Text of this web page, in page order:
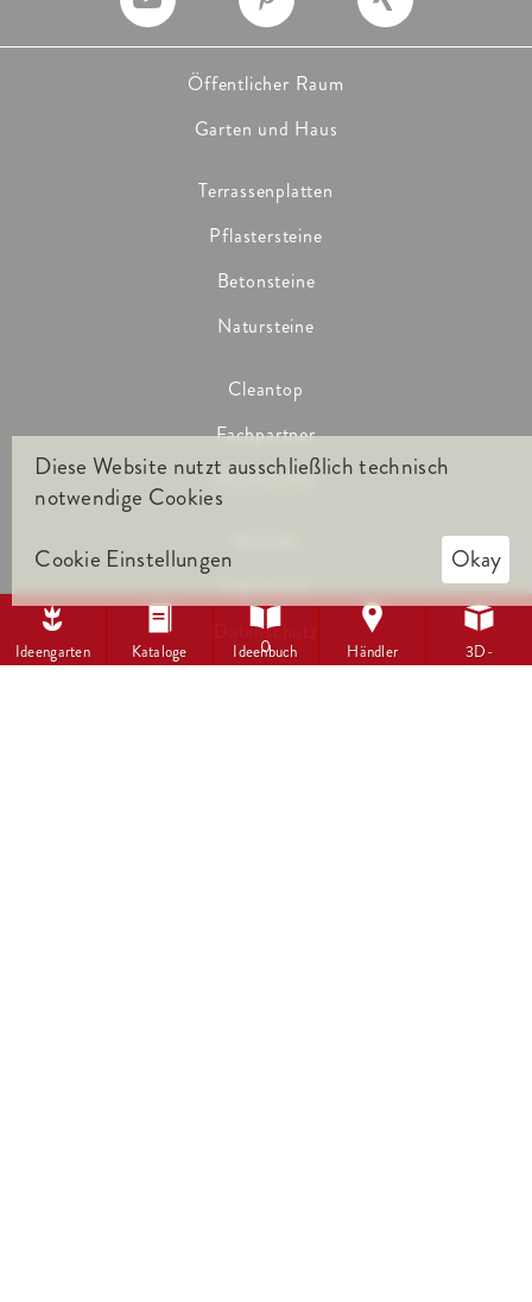
Öffentlicher Raum
Garten und Haus
Terrassenplatten
Pflastersteine
Betonsteine
Natursteine
Cleantop
Fachpartner
Fachhändler
Datenschutz
Ideengarten

Kataloge

Ideenbuch

0 Händler

3D-
Visualisierung

Diese Website nutzt ausschließlich technisch
notwendige Cookies
Cookie Einstellungen
Okay